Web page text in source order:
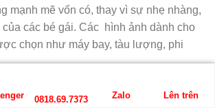
mạnh mẽ vốn có, thay vì sự nhẹ nhàng,
các bé gái. Các hình ảnh dành cho
chọn như máy bay, tàu lượng, phi
0818.69.7373 Zalo Lên trên